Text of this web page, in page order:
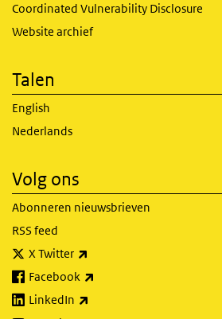
Coordinated Vulnerability Disclosure
Website archief
Talen
English
Nederlands
Volg ons
Abonneren nieuwsbrieven
RSS feed
X Twitter
Facebook
LinkedIn